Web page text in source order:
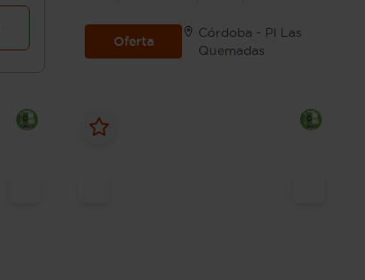
Oferta
Córdoba - PI Las
Quemadas